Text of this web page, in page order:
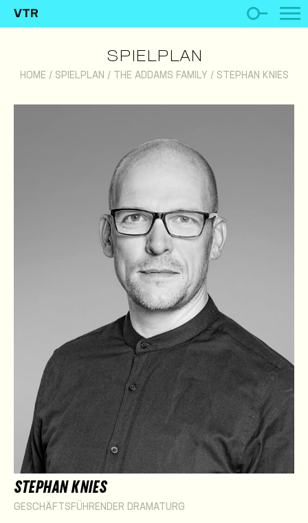
VTR
SPIELPLAN
HOME / SPIELPLAN / THE ADDAMS FAMILY / STEPHAN KNIES
STEPHAN KNIES
GESCHÄFTSFÜHRENDER DRAMATURG